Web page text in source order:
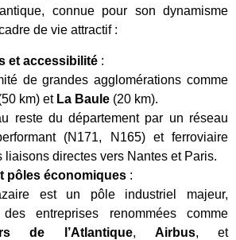
connue pour son dynamisme
de vie attractif :
et accessibilité :
de grandes agglomérations comme
km) et La Baule (20 km).
reste du département par un réseau
(N171, N165) et ferroviaire
liaisons directes vers Nantes et Paris.
pôles économiques :
est un pôle industriel majeur,
entreprises renommées comme
de l’Atlantique, Airbus, et